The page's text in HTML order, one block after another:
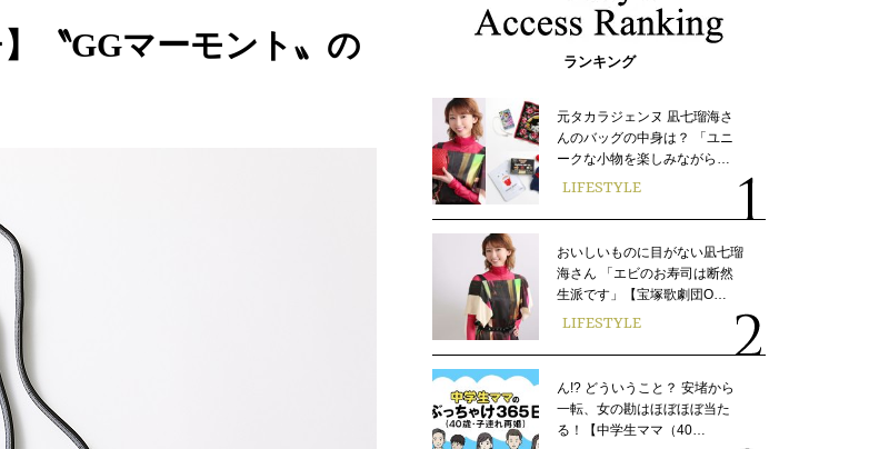
〝GGマーモント〟の
ランキング
元タカラジェンヌ 凪七瑠海さ
んのバッグの中身は？ 「ユニ
ークな小物を楽しみながら…
LIFESTYLE
おいしいものに目がない凪七瑠
海さん 「エビのお寿司は断然
生派です」【宝塚歌劇団O…
LIFESTYLE
ん!? どういうこと？ 安堵から
一転、女の勘はほぼほぼ当た
る！【中学生ママ（40…